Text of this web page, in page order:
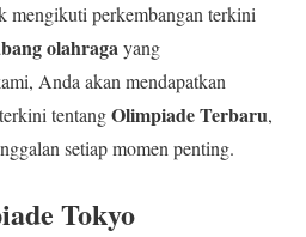
mengikuti perkembangan terkini
olahragayang
Anda akan mendapatkan
tentangOlimpiade Terbaru,
setiap momen penting.
Tokyo